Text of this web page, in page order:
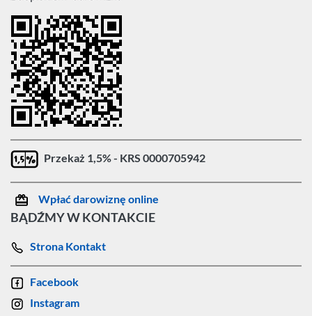
Przekaż 1,5% - KRS 0000705942
Wpłać darowiznę online
BĄDŹMY W KONTAKCIE
Strona Kontakt
Facebook
Instagram